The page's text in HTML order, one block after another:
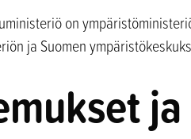
on
ja Suomen